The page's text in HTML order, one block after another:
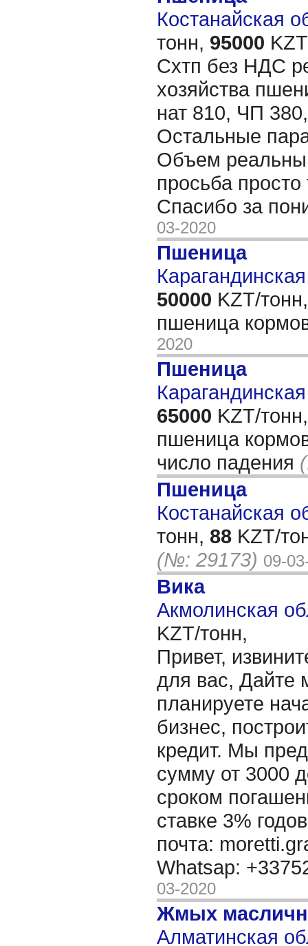
Костанайская
тонн, 95000
Схтп без НДС
хозяйства
нат 810, ЧП
Остальные
Объем
просьба просто
Спасибо за
03-2020
Пшеница
50000 KZT/тонн,
пшеница
2020
Пшеница
65000 KZT/тонн,
пшеница
число падения
Пшеница
Костанайская
тонн, 88 KZT/
(№: 29173) 09-
Вика
Акмолинская
KZT/тонн,
Привет,
для вас, Дайте
планируете
бизнес,
кредит. Мы
сумму от 3000
сроком
ставке 3%
почта:
Whatsap:
03-2020
Жмых
Алматинская